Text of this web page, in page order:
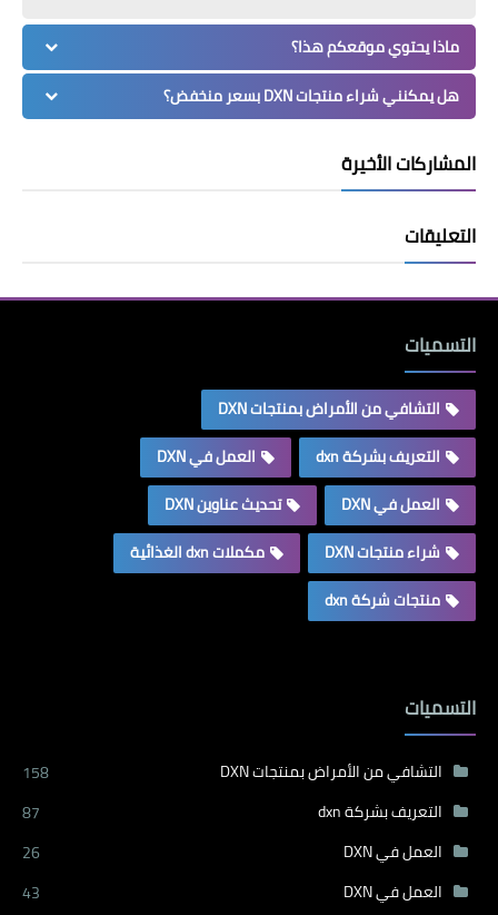
ماذا يحتوي موقعكم هذا؟
هل يمكنني شراء منتجات DXN بسعر منخفض؟
المشاركات الأخيرة
التعليقات
التسميات
التشافي من الأمراض بمنتجات DXN
التعريف بشركة dxn
العمل في DXN
العمل في DXN
تحديث عناوين DXN
شراء منتجات DXN
مكملات dxn الغذائية
منتجات شركة dxn
التسميات
التشافي من الأمراض بمنتجات DXN
158
التعريف بشركة dxn
87
العمل في DXN
26
العمل في DXN
43